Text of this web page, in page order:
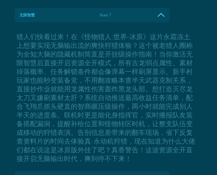
无限智慧 Num 7
猎人们快看过来！在《怪物猎人:世界-冰原》这片永霜冻土
上想要实现无脑输出流的爽快狩猎体验？这个被老猎人圈称
为全知大脑的隐藏机制简直是开挂级操作指南！当你激活无
限智慧后直接开启资源全开模式，所有古龙弱点属性、素材
掉落概率、任务解锁条件都会像弹幕一样刷屏显示。新手村
玩家也能秒变装备党，不用翻攻略本查半天武器克制关系，
直接抄作业就能用龙属性伤害轰炸黑龙头部。想打造灭尽龙
太刀又嫌刷素材太肝？系统自动推送最高收益任务清单，配
合飞翔爪抓头硬直的智商碾压级操作，两小时就能完成别人
半天的进度条。联机时更是能化身指挥官，实时播报队友装
备搭配漏洞，提醒补给位置和怪物转区时机，让整支队伍变
成移动的狩猎表演。告别信息差带来的翻车现场，省下反复
查资料片的时间去体验真·永动机狩猎，现在知道为什么大佬
们都在说这是冰原版外挂了吧？真香警告！这波资源全开直
接开启无脑输出时代，爽到停不下来！